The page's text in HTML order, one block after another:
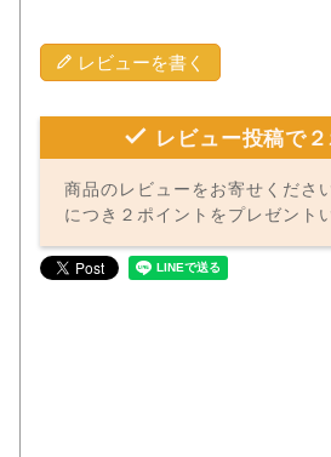
レビューを書く
レビュー投稿で
商品のレビューをお寄せくださ
につき２ポイントをプレゼント